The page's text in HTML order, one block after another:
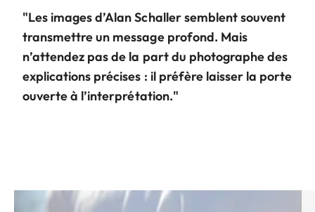
"Les images d’Alan Schaller semblent souvent
transmettre un message profond. Mais
n’attendez pas de la part du photographe des
explications précises : il préfère laisser la porte
ouverte à l’interprétation."